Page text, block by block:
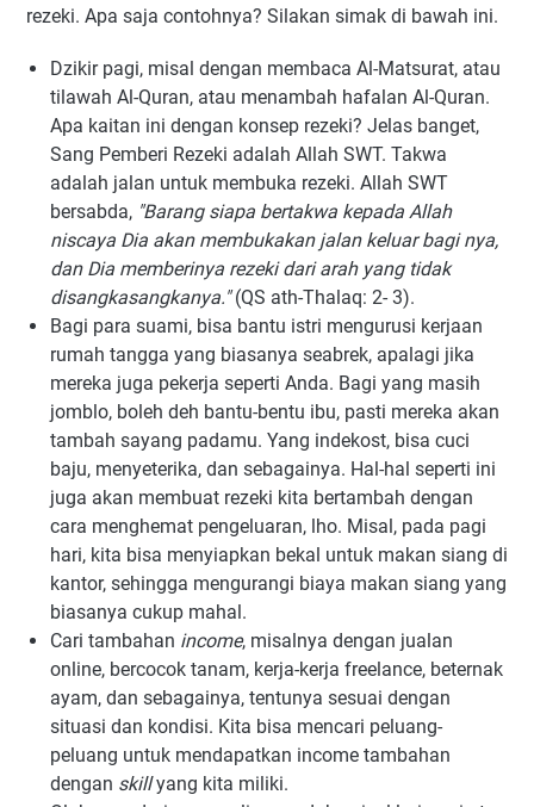
rezeki. Apa saja contohnya? Silakan simak di bawah ini.
Dzikir pagi, misal dengan membaca Al-Matsurat, atau
tilawah Al-Quran, atau menambah hafalan Al-Quran.
Apa kaitan ini dengan konsep rezeki? Jelas banget,
Sang Pemberi Rezeki adalah Allah SWT. Takwa
adalah jalan untuk membuka rezeki. Allah SWT
bersabda, "Barang siapa bertakwa kepada Allah
niscaya Dia akan membukakan jalan keluar bagi nya,
dan Dia memberinya rezeki dari arah yang tidak
disangkasangkanya."(QS ath-Thalaq: 2- 3).
Bagi para suami, bisa bantu istri mengurusi kerjaan
rumah tangga yang biasanya seabrek, apalagi jika
mereka juga pekerja seperti Anda. Bagi yang masih
jomblo, boleh deh bantu-bentu ibu, pasti mereka akan
tambah sayang padamu. Yang indekost, bisa cuci
baju, menyeterika, dan sebagainya. Hal-hal seperti ini
juga akan membuat rezeki kita bertambah dengan
cara menghemat pengeluaran, lho. Misal, pada pagi
hari, kita bisa menyiapkan bekal untuk makan siang di
kantor, sehingga mengurangi biaya makan siang yang
biasanya cukup mahal.
Cari tambahan income, misalnya dengan jualan
online, bercocok tanam, kerja-kerja freelance, beternak
ayam, dan sebagainya, tentunya sesuai dengan
situasi dan kondisi. Kita bisa mencari peluang-
peluang untuk mendapatkan income tambahan
dengan skillyang kita miliki.